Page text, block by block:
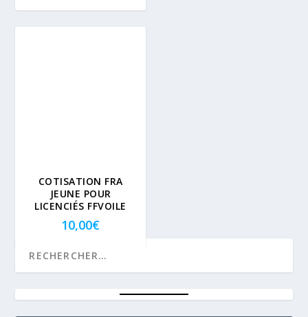
COTISATION FRA
JEUNE POUR
LICENCIÉS FFVOILE
10,00€